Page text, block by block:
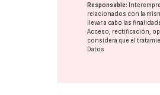
Responsable:
relacionados con la
llevar a cabo las
Acceso, rectificación,
considera que el
Datos